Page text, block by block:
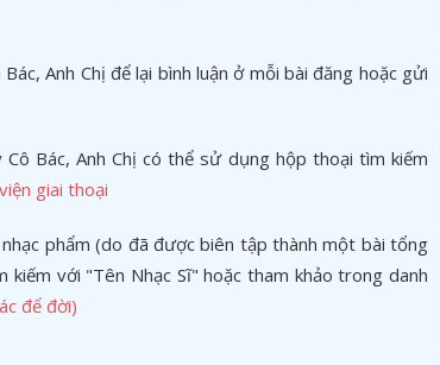
Anh Chị để lại bình luận ở mỗi bài đăng hoặc gửi
Bác, Anh Chị có thể sử dụng hộp thoại tìm kiếm
giai thoại
phẩm (do đã được biên tập thành một bài tổng
kiếm với "Tên Nhạc Sĩ" hoặc tham khảo trong danh
để đời)